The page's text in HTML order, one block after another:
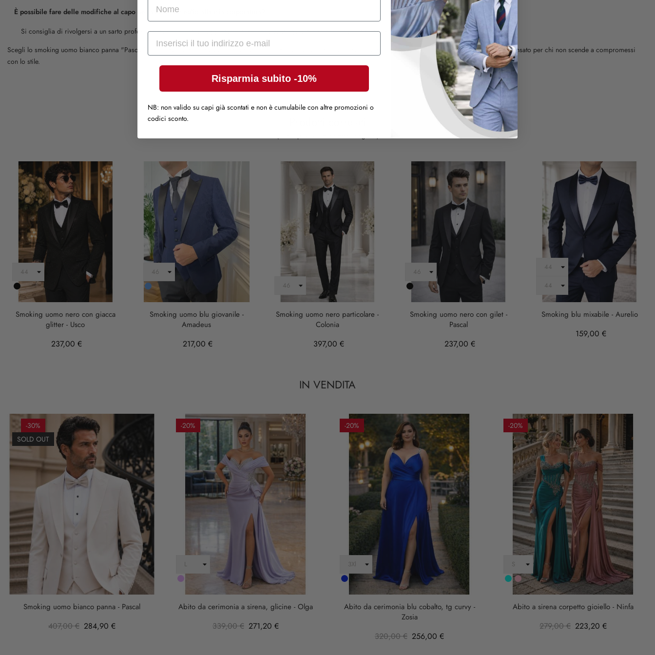
È possibile fare delle modifiche al capo per adattarlo meglio alla mia corporatura?
Si consiglia di rivolgersi a un sarto professionista per eventuali aggiustamenti personalizzati, garantendo così una vestibilità perfetta e un look impeccabile.
Scegli lo smoking uomo bianco panna "Pascal" per un tocco di eleganza ineguagliabile nelle tue occasioni speciali. Il fascino di un abito da cerimonia uomo di alta qualità, pensato per chi non scende a compromessi
con lo stile.
Nero
Smoking uomo nero con giacca
glitter - Usco
237,00 €
Blu
Smoking uomo blu giovanile -
Amadeus
217,00 €
Smoking uomo nero particolare -
Colonia
397,00 €
Nero
Smoking uomo nero con gilet -
Pascal
237,00 €
Smoking blu mixabile - Aurelio
159,00 €
IN VENDITA
-30%
SOLD OUT
Smoking uomo bianco panna - Pascal
407,00 € 284,90 €
-20%
LILLA
Abito da cerimonia a sirena, glicine - Olga
339,00 € 271,20 €
-20%
Cobalto
Abito da cerimonia blu cobalto, tg curvy -
Zosia
320,00 € 256,00 €
-20%
Turchese
rosa
anticha
Abito a sirena corpetto gioiello - Ninfa
279,00 € 223,20 €
Mail
Risparmia subito -10%
NB: non valido su capi già scontati e non è cumulabile con altre promozioni o
codici sconto.